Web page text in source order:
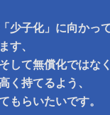
少子化」に向かっ
す、
して無償化ではな
く持てるよう、
もらいたいです。